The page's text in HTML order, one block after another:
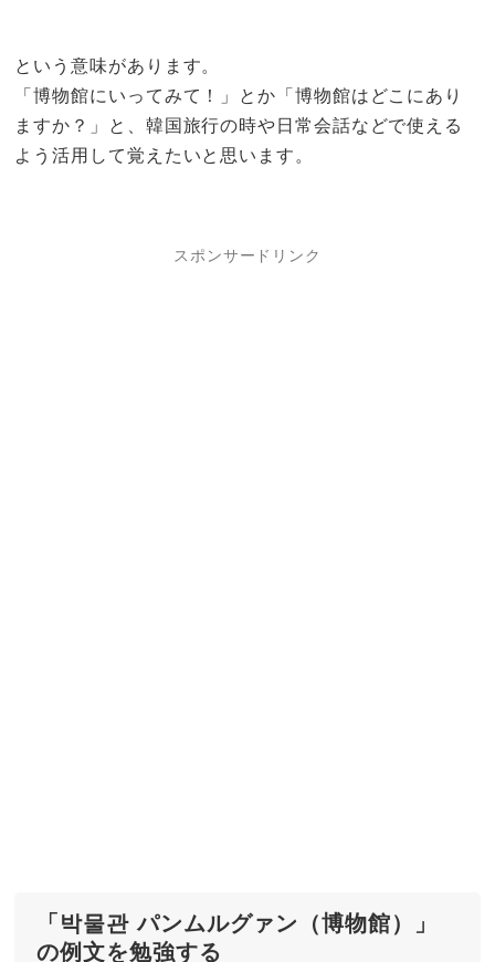
という意味があります。
「博物館にいってみて！」とか「博物館はどこにあり
ますか？」と、韓国旅行の時や日常会話などで使える
よう活用して覚えたいと思います。
スポンサードリンク
「박물관 パンムルグァン（博物館）」
の例文を勉強する